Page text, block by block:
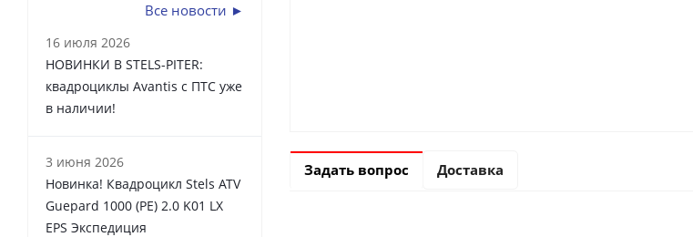
Задать вопрос Доставка
Все новости ►
16 июля 2026
НОВИНКИ В STELS-PITER:
квадроциклы Avantis с ПТС уже
в наличии!
3 июня 2026
Новинка! Квадроцикл Stels ATV
Guepard 1000 (PE) 2.0 K01 LX
EPS Экспедиция